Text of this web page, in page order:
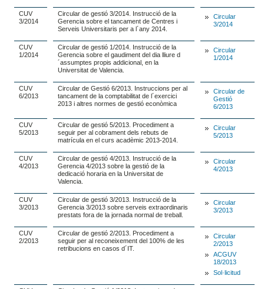
CUV
3/2014
Circular de gestió 3/2014. Instrucció de la
Gerencia sobre el tancament de Centres i
Serveis Universitaris per a l´any 2014.
Circular
3/2014
CUV
1/2014
Circular de gestió 1/2014. Instrucció de la
Gerencia sobre el gaudiment del dia lliure d
´assumptes propis addicional, en la
Universitat de Valencia.
Circular
1/2014
CUV
6/2013
Circular de Gestió 6/2013. Instruccions per al
tancament de la comptabilitat de l´exercici
2013 i altres normes de gestió econòmica
Circular de
Gestió
6/2013
CUV
5/2013
Circular de gestió 5/2013. Procediment a
seguir per al cobrament dels rebuts de
matrícula en el curs acadèmic 2013-2014.
Circular
5/2013
CUV
4/2013
Circular de gestió 4/2013. Instrucció de la
Gerencia 4/2013 sobre la gestió de la
dedicació horaria en la Universitat de
Valencia.
Circular
4/2013
CUV
3/2013
Circular de gestió 3/2013. Instrucció de la
Gerencia 3/2013 sobre serveis extraordinaris
prestats fora de la jornada normal de treball.
Circular
3/2013
CUV
2/2013
Circular de gestió 2/2013. Procediment a
seguir per al reconeixement del 100% de les
retribucions en casos d´IT.
Circular
2/2013
ACGUV
18/2013
Sol·licitud